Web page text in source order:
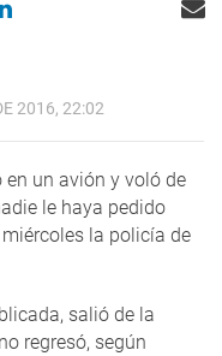
2016, 22:02
un avión y voló de
le haya pedido
la policía de
salió de la
regresó, según